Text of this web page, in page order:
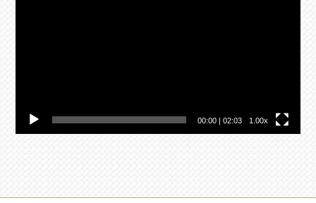
00:00| 02:03 1.00x